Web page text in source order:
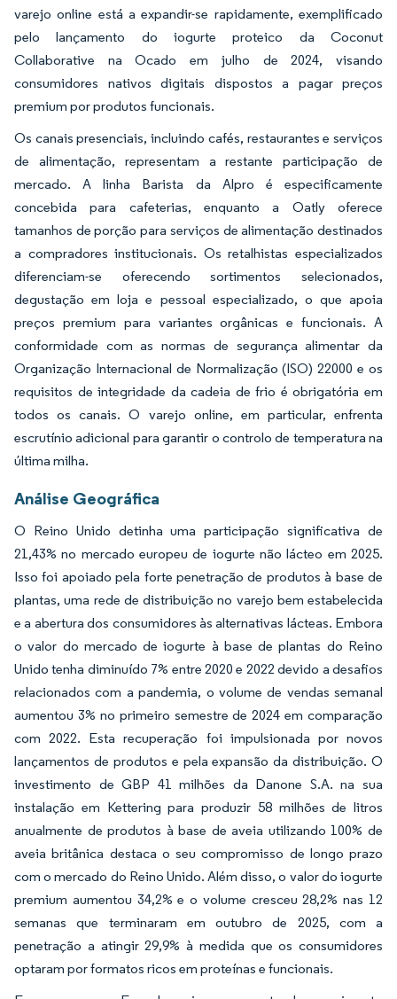
varejo online está a expandir-se rapidamente, exemplificado
pelo lançamento do iogurte proteico da Coconut
Collaborative na Ocado em julho de 2024, visando
consumidores nativos digitais dispostos a pagar preços
premium por produtos funcionais.
Os canais presenciais, incluindo cafés, restaurantes e serviços
de alimentação, representam a restante participação de
mercado. A linha Barista da Alpro é especificamente
concebida para cafeterias, enquanto a Oatly oferece
tamanhos de porção para serviços de alimentação destinados
a compradores institucionais. Os retalhistas especializados
diferenciam-se oferecendo sortimentos selecionados,
degustação em loja e pessoal especializado, o que apoia
preços premium para variantes orgânicas e funcionais. A
conformidade com as normas de segurança alimentar da
Organização Internacional de Normalização (ISO) 22000 e os
requisitos de integridade da cadeia de frio é obrigatória em
todos os canais. O varejo online, em particular, enfrenta
escrutínio adicional para garantir o controlo de temperatura na
última milha.
Análise Geográfica
O Reino Unido detinha uma participação significativa de
21,43% no mercado europeu de iogurte não lácteo em 2025.
Isso foi apoiado pela forte penetração de produtos à base de
plantas, uma rede de distribuição no varejo bem estabelecida
e a abertura dos consumidores às alternativas lácteas. Embora
o valor do mercado de iogurte à base de plantas do Reino
Unido tenha diminuído 7% entre 2020 e 2022 devido a desafios
relacionados com a pandemia, o volume de vendas semanal
aumentou 3% no primeiro semestre de 2024 em comparação
com 2022. Esta recuperação foi impulsionada por novos
lançamentos de produtos e pela expansão da distribuição. O
investimento de GBP 41 milhões da Danone S.A. na sua
instalação em Kettering para produzir 58 milhões de litros
anualmente de produtos à base de aveia utilizando 100% de
aveia britânica destaca o seu compromisso de longo prazo
com o mercado do Reino Unido. Além disso, o valor do iogurte
premium aumentou 34,2% e o volume cresceu 28,2% nas 12
semanas que terminaram em outubro de 2025, com a
penetração a atingir 29,9% à medida que os consumidores
optaram por formatos ricos em proteínas e funcionais.